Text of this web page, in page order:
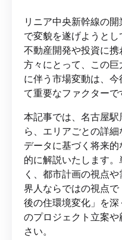
リニア中央新幹線の
で変貌を遂げようとし
不動産開発や投資に
方々にとって、この
に伴う市場変動は、
て重要なファクターで
本記事では、名古屋
ら、エリアごとの詳
データに基づく将来
的に解説いたします
く、都市計画の視点
界人ならではの視点
後の住環境変化」を
のプロジェクト立案
さい。